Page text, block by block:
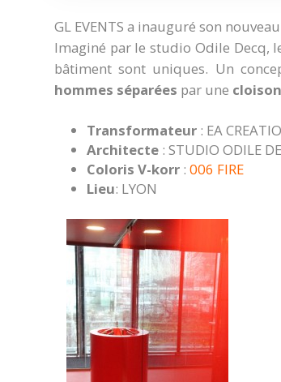
GL EVENTS a inauguré son nouveau
Imaginé par le studio Odile Decq,
bâtiment sont uniques. Un
hommes séparées par une cloison
Transformateur : EA
Architecte : STUDIO ODILE
Coloris V-korr : 006 FIRE
Lieu: LYON